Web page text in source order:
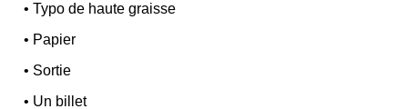
•Typo de haute graisse
• Papier
• Sortie
• Un billet